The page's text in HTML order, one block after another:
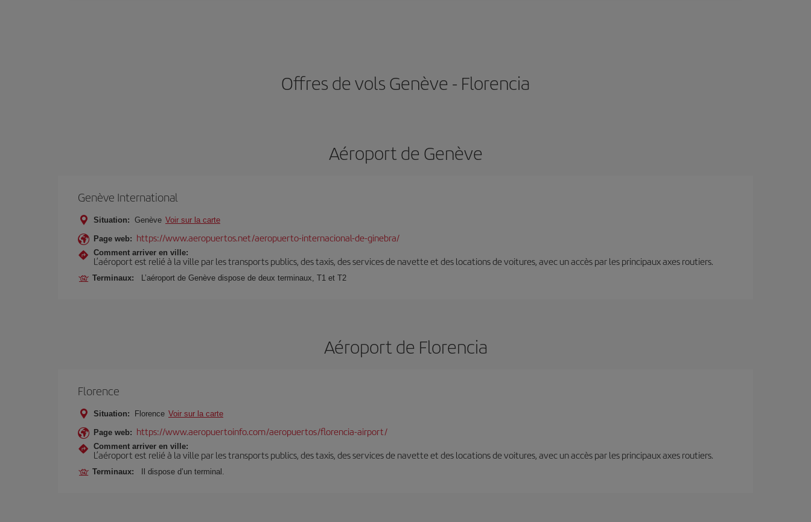
Offres de vols Genève - Florencia
Aéroport de Genève
Genève International
Situation: Genève Voir sur la carte
Page web: https://www.aeropuertos.net/aeropuerto-internacional-de-ginebra/
Comment arriver en ville:
L’aéroport est relié à la ville par les transports publics, des taxis, des services de navette et des locations de voitures, avec un accès par les principaux axes routiers.
Terminaux: L’aéroport de Genève dispose de deux terminaux, T1 et T2
Aéroport de Florencia
Florence
Situation: Florence Voir sur la carte
Page web: https://www.aeropuertoinfo.com/aeropuertos/florencia-airport/
Comment arriver en ville:
L’aéroport est relié à la ville par les transports publics, des taxis, des services de navette et des locations de voitures, avec un accès par les principaux axes routiers.
Terminaux: Il dispose d’un terminal.